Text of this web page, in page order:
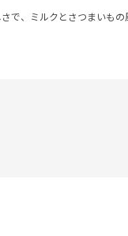
で、ミルクとさつまいもの